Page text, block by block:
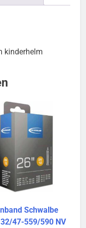
kinderhelm
Schwalbe
32/47-559/590 NV